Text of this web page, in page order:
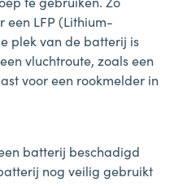
een LFP (Lithium-
plek van de batterij is
vluchtroute, zoals een
voor een rookmelder in
batterij beschadigd
nog veilig gebruikt